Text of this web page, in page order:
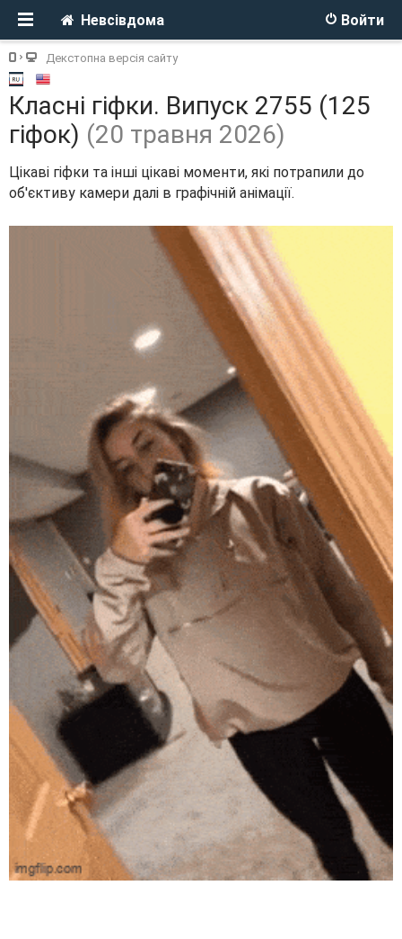
Войти
Невсівдома
Декстопна версія сайту
Класні гіфки. Випуск 2755 (125
гіфок) (20 травня 2026)
Цікаві гіфки та інші цікаві моменти, які потрапили до
об'єктиву камери далі в графічній анімації.